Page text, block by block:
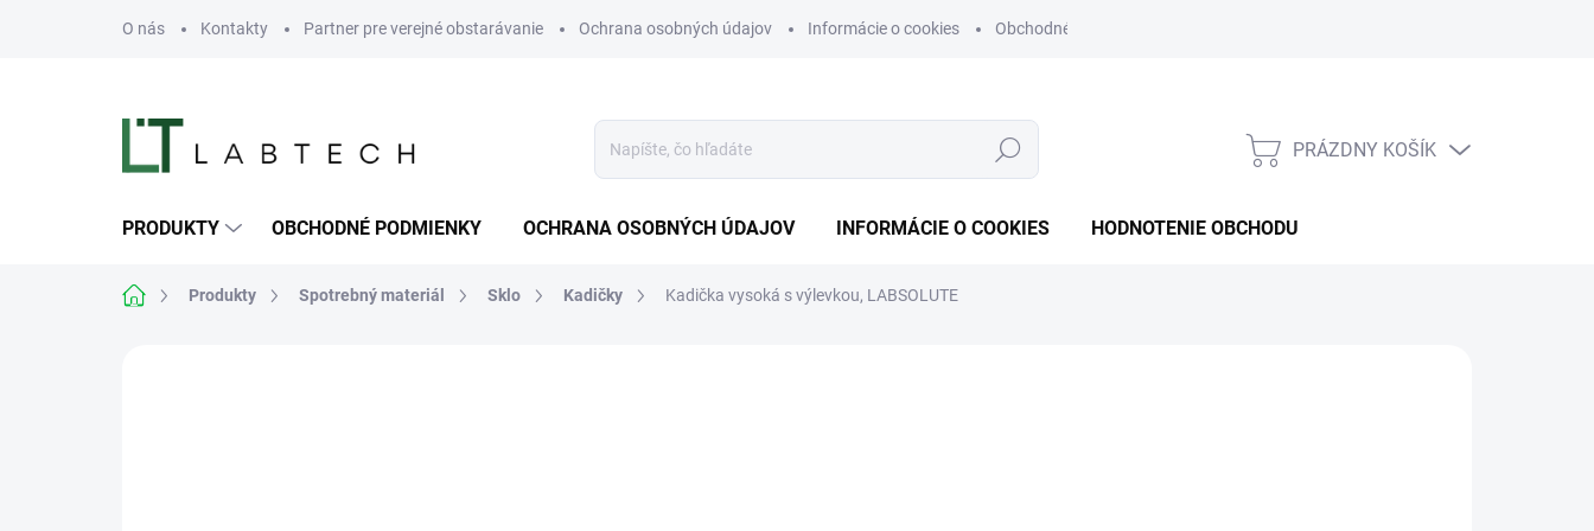
O nás Kontakty Partner pre verejné obstarávanie Ochrana osobných údajov Informácie o cookies Obchodné podmienky
Hľadať
NÁKUPNÝ
PRÁZDNY KOŠÍK
PRODUKTY OBCHODNÉ PODMIENKY OCHRANA OSOBNÝCH ÚDAJOV INFORMÁCIE O COOKIES HODNOTENIE OBCHODU
DomovProdukty Spotrebný materiál Sklo Kadičky Kadička vysoká s výlevkou, LABSOLUTE